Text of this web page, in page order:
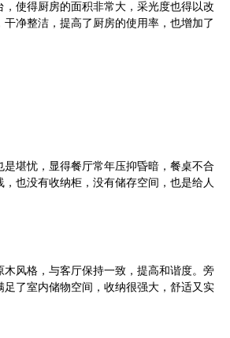
，使得厨房的面积非常大，采光度也得以改
净整洁，提高了厨房的使用率，也增加了
是堪忧，显得餐厅常年压抑昏暗，餐桌不合
也没有收纳柜，没有储存空间，也是给人
木风格，与客厅保持一致，提高和谐度。旁
足了室内储物空间，收纳很强大，舒适又实